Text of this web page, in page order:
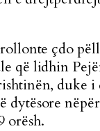
çdo
që lidhin
duke i
dytësore
orësh.